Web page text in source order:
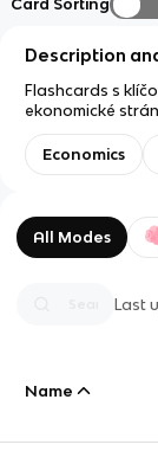
Card Sorting
Description
Flashcards s
ekonomické
Economics
All Modes
Last
Name